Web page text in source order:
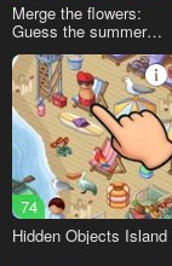
Merge the flowers:
Guess the summer
flower!
74
Hidden Objects Island